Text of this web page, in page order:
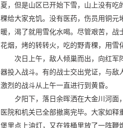
夏，但是山区已开始下雪，山上没有
稞给大家充饥。没有医药，伤员用铜元
暖，渴了就用雪化水喝。尽管艰苦，
花烟，烤的转转火，吃的野青稞，用雪
次日上午，敌人倾巢而出，向红军
器投入战斗。有的战士交出党证，与敌
激烈的战斗从上午一直进行到黄昏。
夕阳下，落日余晖洒在大金川河面
医院和机关已全部撤离完毕。大家如
堡里点上油灯，又在铁桶里放了一阵鞭